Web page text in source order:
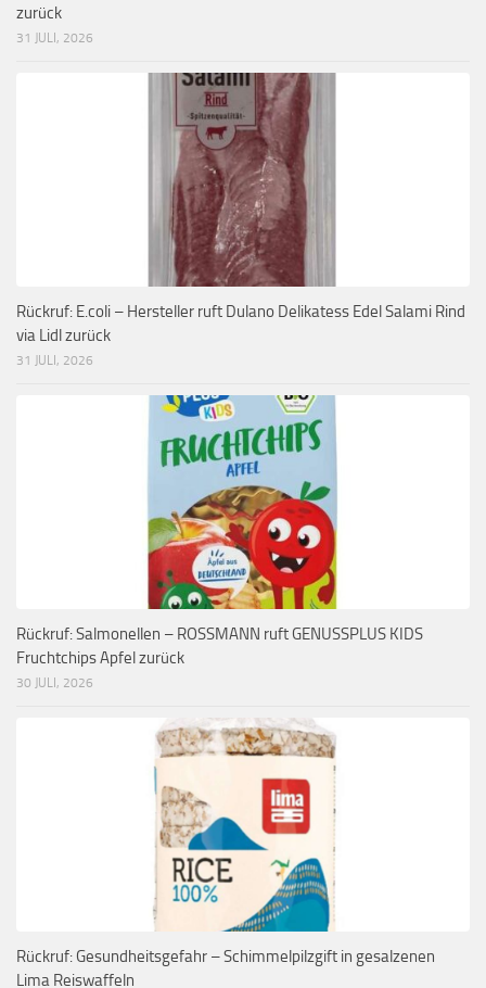
zurück
31 JULI, 2026
Rückruf: E.coli – Hersteller ruft Dulano Delikatess Edel Salami Rind
via Lidl zurück
31 JULI, 2026
Rückruf: Salmonellen – ROSSMANN ruft GENUSSPLUS KIDS
Fruchtchips Apfel zurück
30 JULI, 2026
Rückruf: Gesundheitsgefahr – Schimmelpilzgift in gesalzenen
Lima Reiswaffeln